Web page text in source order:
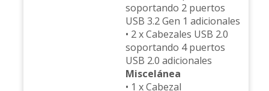
soportando 2 puertos
USB 3.2 Gen 1 adicionales
• 2 x Cabezales USB 2.0
soportando 4 puertos
USB 2.0 adicionales
Miscelánea
• 1 x Cabezal